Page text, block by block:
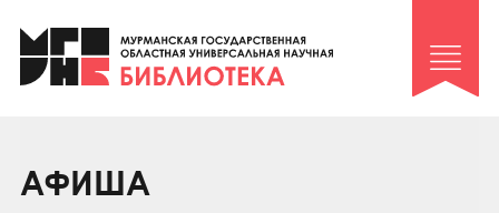
Клуб «Гиря и сельдерей»
Клуб «Семейный архив»
Коллегам
АФИША